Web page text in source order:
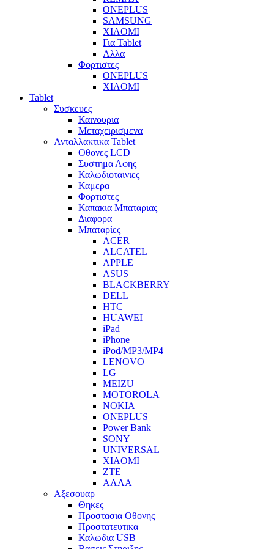
ONEPLUS
SAMSUNG
XIAOMI
Για Tablet
Αλλα
Φορτιστες
ONEPLUS
XIAOMI
Tablet
Συσκευες
Καινουρια
Μεταχειρισμενα
Ανταλλακτικα Tablet
Οθονες LCD
Συστημα Αφης
Καλωδιοταινιες
Καμερα
Φορτιστες
Καπακια Μπαταριας
Διαφορα
Μπαταρίες
ACER
ALCATEL
APPLE
ASUS
BLACKBERRY
DELL
HTC
HUAWEI
iPad
iPhone
iPod/MP3/MP4
LENOVO
LG
MEIZU
MOTOROLA
NOKIA
ONEPLUS
Power Bank
SONY
UNIVERSAL
XIAOMI
ZTE
ΑΛΛΑ
Αξεσουαρ
Θηκες
Προστασια Οθονης
Προστατευτικα
Καλωδια USB